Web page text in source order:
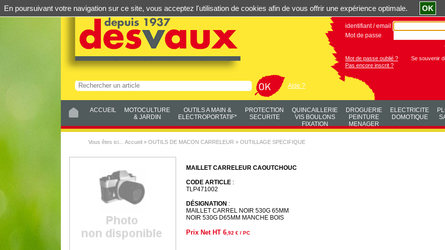
Aide ?
identifiant / email
Mot de passe
Mot de passe oublié ?
Se souvenir
Pas encore inscrit ?
ACCUEIL
MOTOCULTURE
& JARDIN
OUTILS A MAIN &
ELECTROPORTATIF*
PROTECTION
SECURITE
QUINCAILLERIE
VIS BOULONS
FIXATION
DROGUERIE
PEINTURE
MENAGER
ELECTRICITE
DOMOTIQUE
Vous êtes ici... Accueil » OUTILS DE MACON CARRELEUR » OUTILLAGE SPECIFIQUE
MAILLET CARRELEUR CAOUTCHOUC
CODE ARTICLE :
TLP471002
DÉSIGNATION :
MAILLET CARREL NOIR 530G 65MM
NOIR 530G D65MM MANCHE BOIS
Prix Net HT 6 ,92 € / PC
En poursuivant votre navigation sur ce site, vous acceptez l'utilisation de cookies afin de vous offrir une expérience optimale. OK